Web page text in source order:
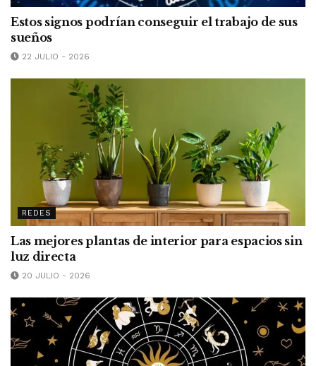
Estos signos podrían conseguir el trabajo de sus
sueños
22 JULIO - 2026
REDES
Las mejores plantas de interior para espacios sin
luz directa
20 JULIO - 2026